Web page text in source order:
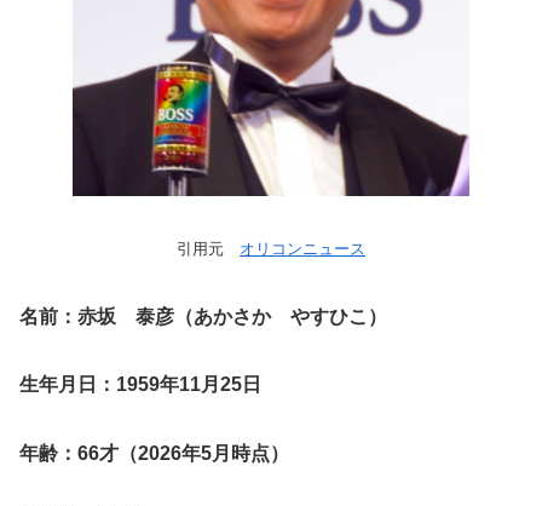
引用元 オリコンニュース
名前：赤坂 泰彦（あかさか やすひこ）
生年月日：1959年11月25日
年齢：66才（2026年5月時点）